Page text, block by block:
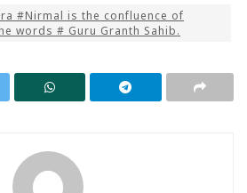
#Nirmal is the confluence of
words # Guru Granth Sahib.